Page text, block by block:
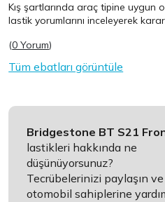
Kış şartlarında araç tipine uygun
lastik yorumlarını inceleyerek
(0 Yorum)
Tüm ebatları görüntüle
Bridgestone BT S21
lastikleri hakkında ne
düşünüyorsunuz?
Tecrübelerinizi paylaşın
otomobil sahiplerine